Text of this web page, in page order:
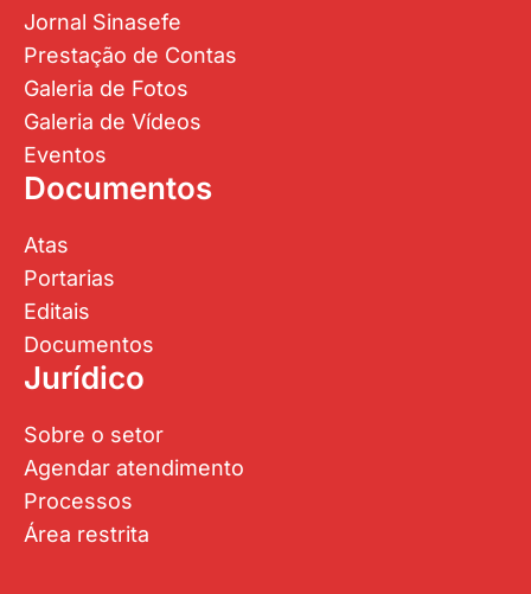
Jornal Sinasefe
Prestação de Contas
Galeria de Fotos
Galeria de Vídeos
Eventos
Documentos
Atas
Portarias
Editais
Documentos
Jurídico
Sobre o setor
Agendar atendimento
Processos
Área restrita